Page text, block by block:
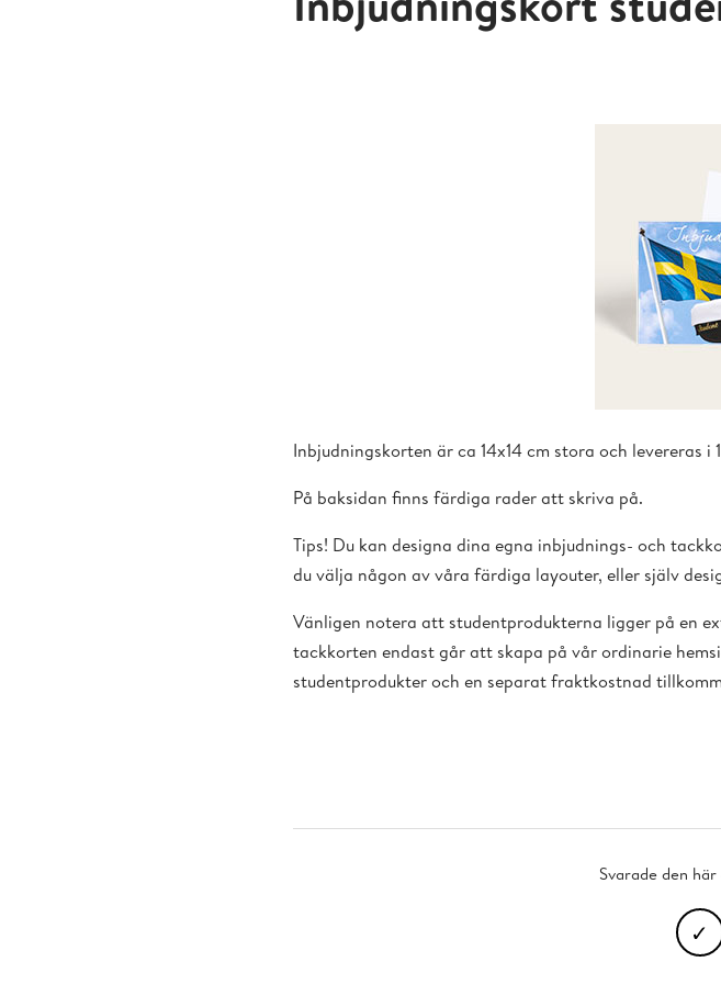
Inbjudningskorten är ca 14x14 cm stora och levereras i
På baksidan finns färdiga rader att skriva på.
Tips! Du kan designa dina egna inbjudnings- och
du välja någon av våra färdiga layouter, eller själv
Vänligen notera att studentprodukterna ligger på en
tackkorten endast går att skapa på vår ordinarie
studentprodukter och en separat fraktkostnad
Svarade den